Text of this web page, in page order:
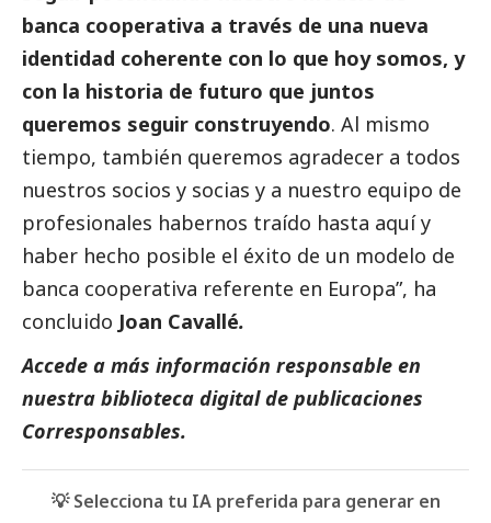
banca cooperativa a través de una nueva
identidad coherente con lo que hoy somos, y
con la historia de futuro que juntos
queremos seguir construyendo. Al mismo
tiempo, también queremos agradecer a todos
nuestros socios y socias y a nuestro equipo de
profesionales habernos traído hasta aquí y
haber hecho posible el éxito de un modelo de
banca cooperativa referente en Europa”, ha
concluido Joan Cavallé.
Accede a más información responsable en
nuestra biblioteca digital de publicaciones
Corresponsables.
💡 Selecciona tu IA preferida para generar en